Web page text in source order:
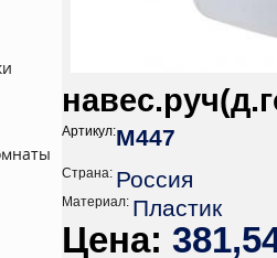
Артикул:М447
Страна: Россия
Материал: Пластик